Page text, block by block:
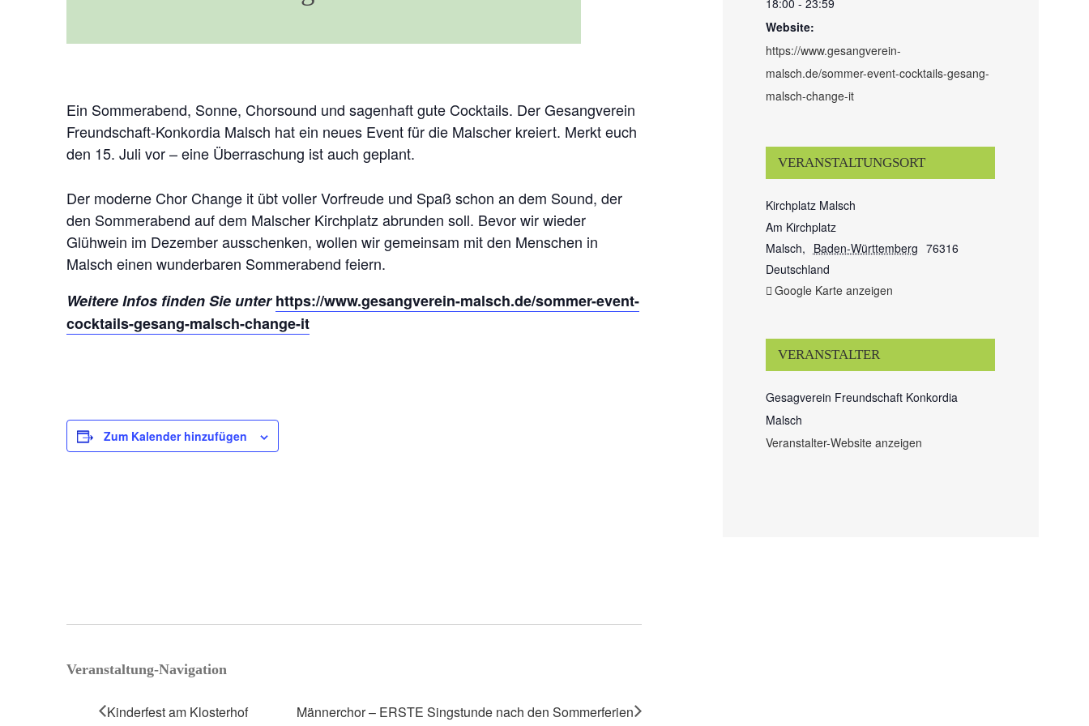
Ein Sommerabend, Sonne, Chorsound und sagenhaft gute Cocktails. Der Gesangverein
Freundschaft-Konkordia Malsch hat ein neues Event für die Malscher kreiert. Merkt euch
den 15. Juli vor – eine Überraschung ist auch geplant.
Der moderne Chor Change it übt voller Vorfreude und Spaß schon an dem Sound, der
den Sommerabend auf dem Malscher Kirchplatz abrunden soll. Bevor wir wieder
Glühwein im Dezember ausschenken, wollen wir gemeinsam mit den Menschen in
Malsch einen wunderbaren Sommerabend feiern.
Weitere Infos finden Sie unter https://www.gesangverein-malsch.de/sommer-event-
cocktails-gesang-malsch-change-it
Zum Kalender hinzufügen
Veranstaltung-Navigation
Kinderfest am Klosterhof Männerchor – ERSTE Singstunde nach den Sommerferien
Website:
https://www.gesangverein-
malsch.de/sommer-event-cocktails-gesang-
malsch-change-it
VERANSTALTUNGSORT
Kirchplatz Malsch
Am Kirchplatz
Malsch, Baden-Württemberg 76316
Deutschland
Google Karte anzeigen
VERANSTALTER
Gesagverein Freundschaft Konkordia
Malsch
Veranstalter-Website anzeigen